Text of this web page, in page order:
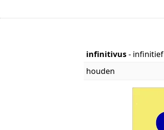
infinitivus- infinitief
houden